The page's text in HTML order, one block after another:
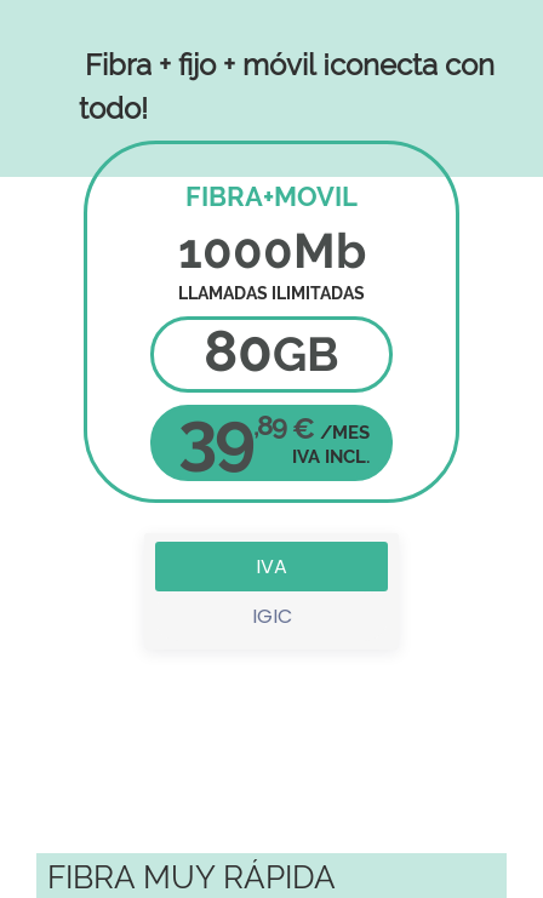
Fibra + fijo + móvil ¡conecta con
todo!
FIBRA+MOVIL
1000Mb
LLAMADAS ILIMITADAS
80GB
39,89 € /MES
IVA INCL.
IVA
IGIC
FIBRA MUY RÁPIDA